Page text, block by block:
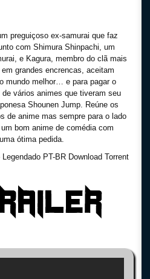
preguiçoso ex-samurai que faz
com Shimura Shinpachi, um
e Kagura, membro do clã mais
grandes encrencas, aceitam
mundo melhor… e para pagar o
vários animes que tiveram seu
Shounen Jump. Reúne os
de anime mas sempre para o lado
bom anime de comédia com
ótima pedida.
PT-BR Download Torrent